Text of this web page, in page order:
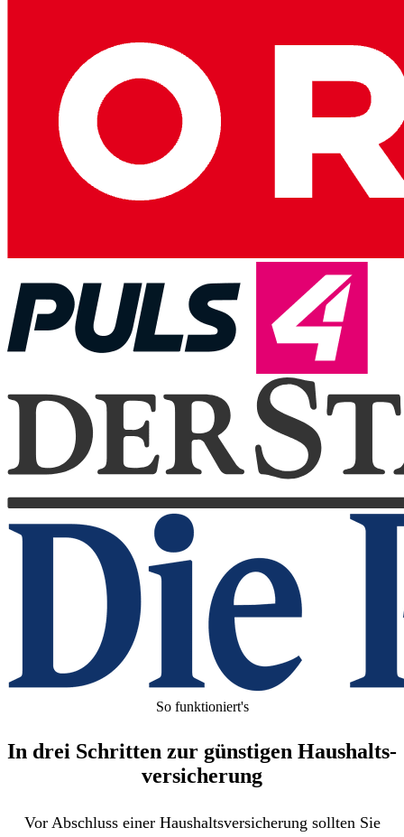
So funktioniert's
In drei Schritten zur günstigen Haushalts­
versicherung
Vor Abschluss einer Haushaltsversicherung sollten Sie